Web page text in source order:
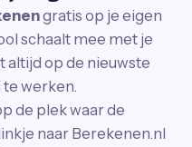
gratis op je eigen
schaalt mee met je
altijd op de nieuwste
werken.
de plek waar de
naar Berekenen.nl